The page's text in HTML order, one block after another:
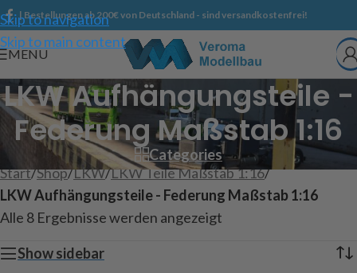
Skip to navigation
Skip to main content
| Bestellungen ab 200€ von Deutschland - sind versandkostenfrei!
MENU
LKW Aufhängungsteile -
Federung Maßstab 1:16
Categories
Start/Shop/LKW/LKW Teile Maßstab 1:16/
LKW Aufhängungsteile - Federung Maßstab 1:16
Alle 8 Ergebnisse werden angezeigt
Show sidebar